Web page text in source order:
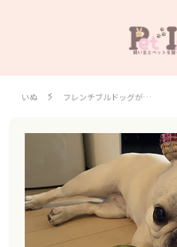
いぬ フレンチブルドッグが…